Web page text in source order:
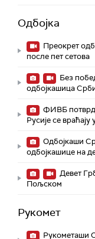
Одбојка
Преокрет
после пет сетова
Без
одбојкашица
ФИВБ
Русије се враћају
Одбојкаши
одбојкашице на
Девет
Пољском
Рукомет
Рукометаши